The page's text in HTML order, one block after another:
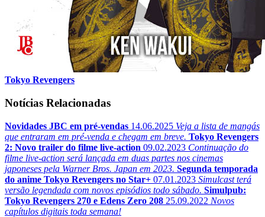
Tokyo Revengers
Notícias Relacionadas
Novidades JBC em pré-vendas 14.06.2025 Veja a lista de mangás
que entraram em pré-venda e chegam em breve. Tokyo Revengers
2: Novo trailer do filme live-action 09.02.2023 Continuação do
filme live-action será lançada em duas partes nos cinemas
japoneses pela Warner Bros. Japan em 2023. Segunda temporada
do anime Tokyo Revengers no Star+ 07.01.2023 Simulcast terá
versão legendada com novos episódios todo sábado. Simulpub:
Tokyo Revengers 270 e Edens Zero 208 25.09.2022 Novos
capítulos digitais toda semana!